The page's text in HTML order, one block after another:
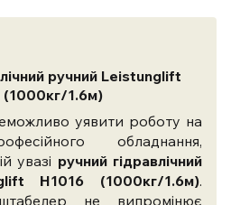
ручний Leistunglift
(1000кг/1.6м)
уявити роботу на
обладнання,
увазі ручний гідравлічний
H1016 (1000кг/1.6м).
не випромінює